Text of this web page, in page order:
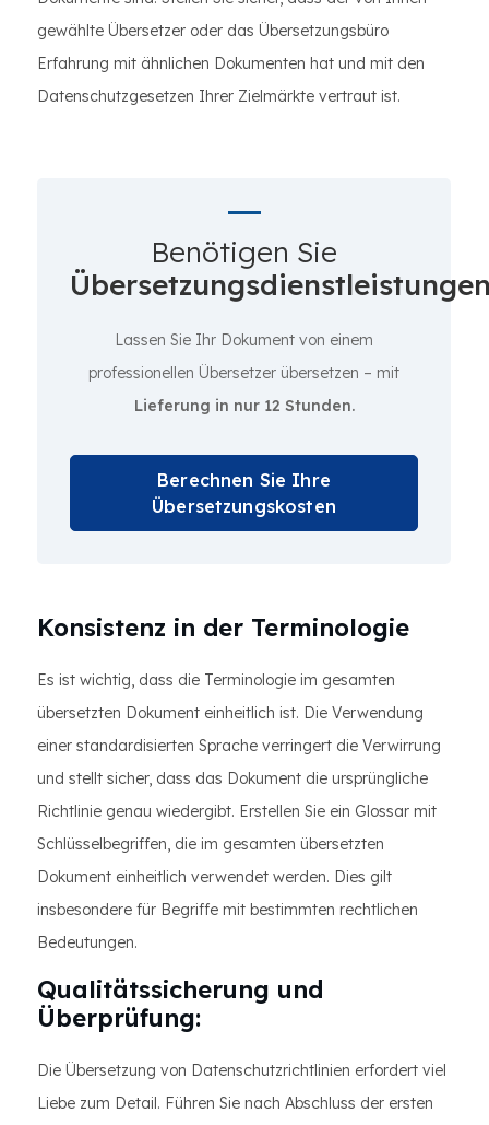
gewählte Übersetzer oder das Übersetzungsbüro
Erfahrung mit ähnlichen Dokumenten hat und mit den
Datenschutzgesetzen Ihrer Zielmärkte vertraut ist.
Benötigen Sie
Lassen Sie Ihr Dokument von einem
professionellen Übersetzer übersetzen – mit
Lieferung in nur 12 Stunden.
Berechnen Sie Ihre
Übersetzungskosten
Konsistenz in der Terminologie
Es ist wichtig, dass die Terminologie im gesamten
übersetzten Dokument einheitlich ist. Die Verwendung
einer standardisierten Sprache verringert die Verwirrung
und stellt sicher, dass das Dokument die ursprüngliche
Richtlinie genau wiedergibt. Erstellen Sie ein Glossar mit
Schlüsselbegriffen, die im gesamten übersetzten
Dokument einheitlich verwendet werden. Dies gilt
insbesondere für Begriffe mit bestimmten rechtlichen
Bedeutungen.
Qualitätssicherung und
Überprüfung:
Die Übersetzung von Datenschutzrichtlinien erfordert viel
Liebe zum Detail. Führen Sie nach Abschluss der ersten